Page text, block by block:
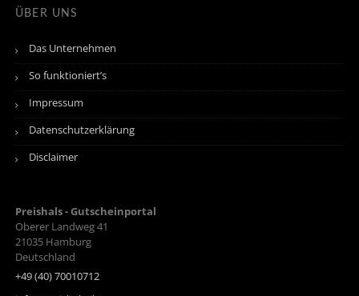
ÜBER UNS
Das Unternehmen
So funktioniert’s
Impressum
Datenschutzerklärung
Disclaimer
Preishals - Gutscheinportal
Oberer Landweg 41
21035 Hamburg
Deutschland
+49 (40) 70010712